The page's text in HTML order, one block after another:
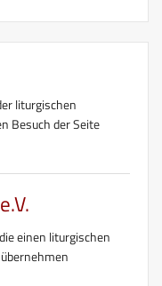
liturgischen
Besuch der Seite
einen liturgischen